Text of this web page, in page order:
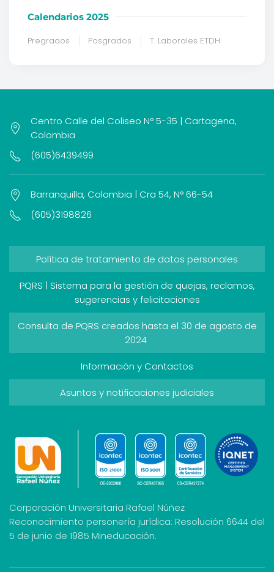
Calendarios 2025
Pregrados Posgrados T. Laborales ETDH
Centro Calle del Coliseo N° 5-35 | Cartagena,
Colombia
(605)6439499
Barranquilla, Colombia | Cra 54, N° 66-54
(605)3198826
Política de tratamiento de datos personales
PQRS | Sistema para la gestión de quejas, reclamos,
sugerencias y felicitaciones
Consulta de PQRS creados hasta el 30 de agosto de
2024
Información y Contactos
Asuntos y notificaciones judiciales
Corporación Universitaria Rafael Núñez
Reconocimiento personería jurídica: Resolución 6644 del
5 de junio de 1985 Mineducación.